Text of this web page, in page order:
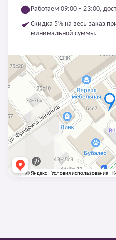
Работаем 09:00 – 23:00,
Скидка 5% на весь заказ
минимальной суммы.